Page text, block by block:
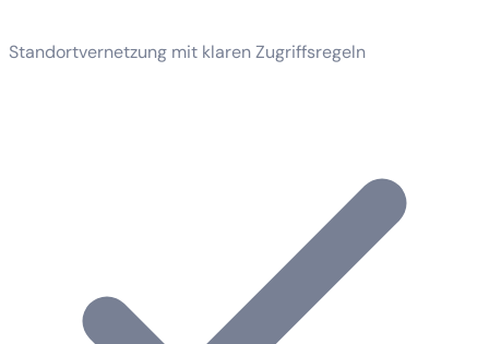
Standortvernetzung mit klaren Zugriffsregeln